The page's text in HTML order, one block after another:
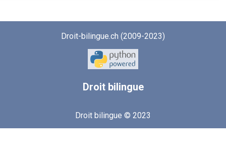
Droit-bilingue.ch (2009-2023)
Droitbilingue
Droit bilingue © 2023